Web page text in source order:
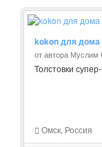
kokon для дома
от автора Муслим
Толстовки
Омск, Россия